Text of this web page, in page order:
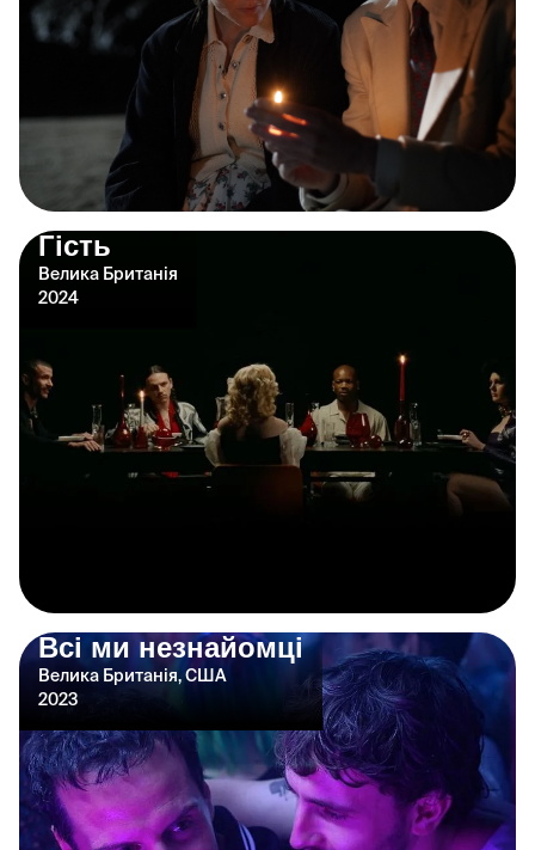
Гість
Велика Британія
2024
Всі ми незнайомці
Велика Британія, США
2023